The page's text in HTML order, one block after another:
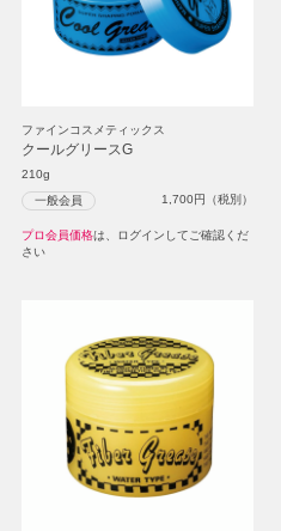
ファインコスメティックス
クールグリースG
210g
一般会員 1,700円（税別）
プロ会員価格は、ログインしてご確認くだ
さい